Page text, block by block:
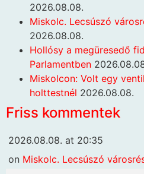
2026.08.08.
Miskolc. Lecsúszó
2026.08.08.
Hollósy a megüresedő
Parlamentben
Miskolcon: Volt egy
holttestnél 2026.08.08.
Friss kommentek
2026.08.08. at 20:35
on Miskolc. Lecsúszó